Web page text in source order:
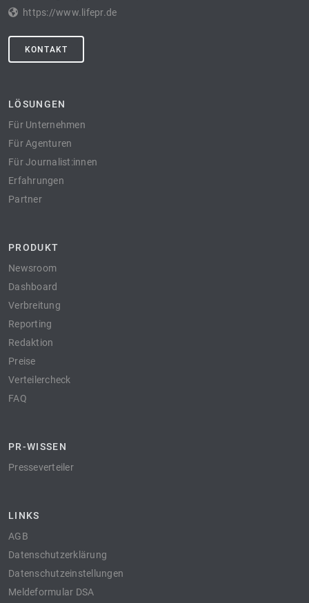
https://www.lifepr.de
KONTAKT
LÖSUNGEN
Für Unternehmen
Für Agenturen
Für Journalist:innen
Erfahrungen
Partner
PRODUKT
Newsroom
Dashboard
Verbreitung
Reporting
Redaktion
Preise
Verteilercheck
FAQ
PR-WISSEN
Presseverteiler
LINKS
AGB
Datenschutzerklärung
Datenschutzeinstellungen
Meldeformular DSA